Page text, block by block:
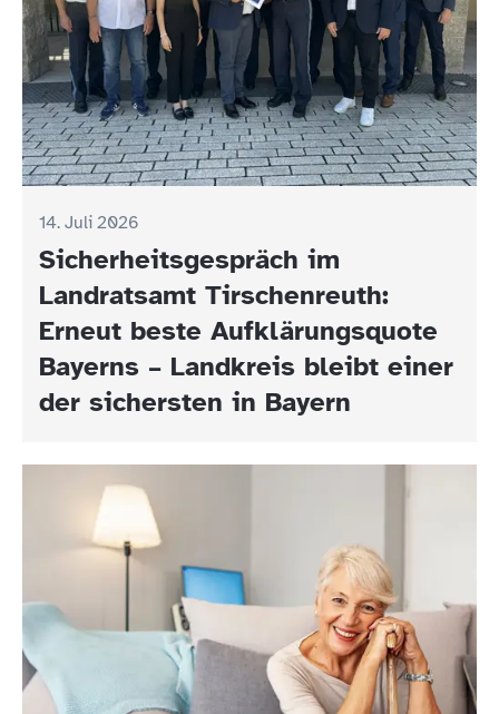
14. Juli 2026
Sicherheitsgespräch im
Landratsamt Tirschenreuth:
Erneut beste Aufklärungsquote
Bayerns – Landkreis bleibt einer
der sichersten in Bayern